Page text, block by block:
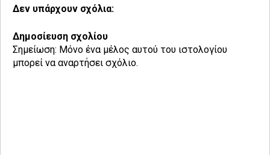
Δεν υπάρχουν σχόλια:
Δημοσίευση σχολίου
Σημείωση: Μόνο ένα μέλος αυτού του ιστολογίου
μπορεί να αναρτήσει σχόλιο.